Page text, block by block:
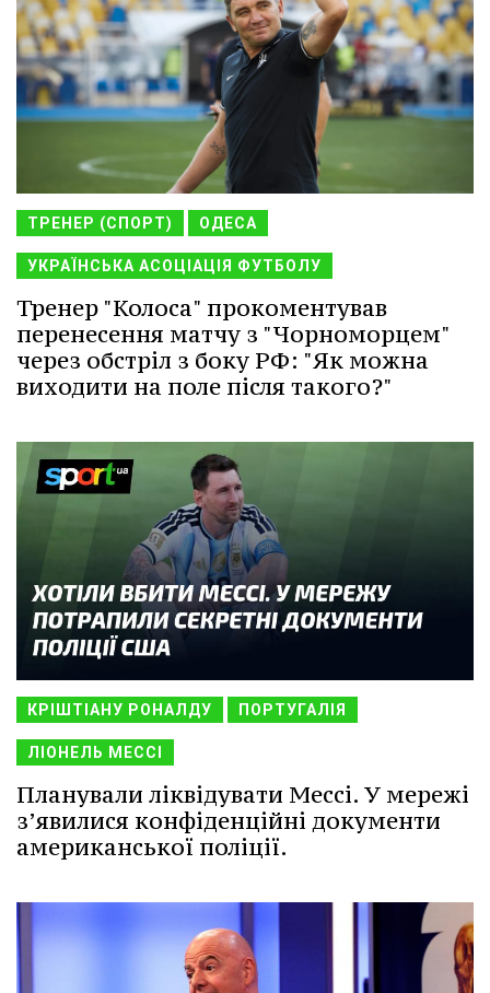
ТРЕНЕР (СПОРТ) ОДЕСА
УКРАЇНСЬКА АСОЦІАЦІЯ ФУТБОЛУ
Тренер "Колоса" прокоментував
перенесення матчу з "Чорноморцем"
через обстріл з боку РФ: "Як можна
виходити на поле після такого?"
КРІШТІАНУ РОНАЛДУ ПОРТУГАЛІЯ
ЛІОНЕЛЬ МЕССІ
Планували ліквідувати Мессі. У мережі
з’явилися конфіденційні документи
американської поліції.